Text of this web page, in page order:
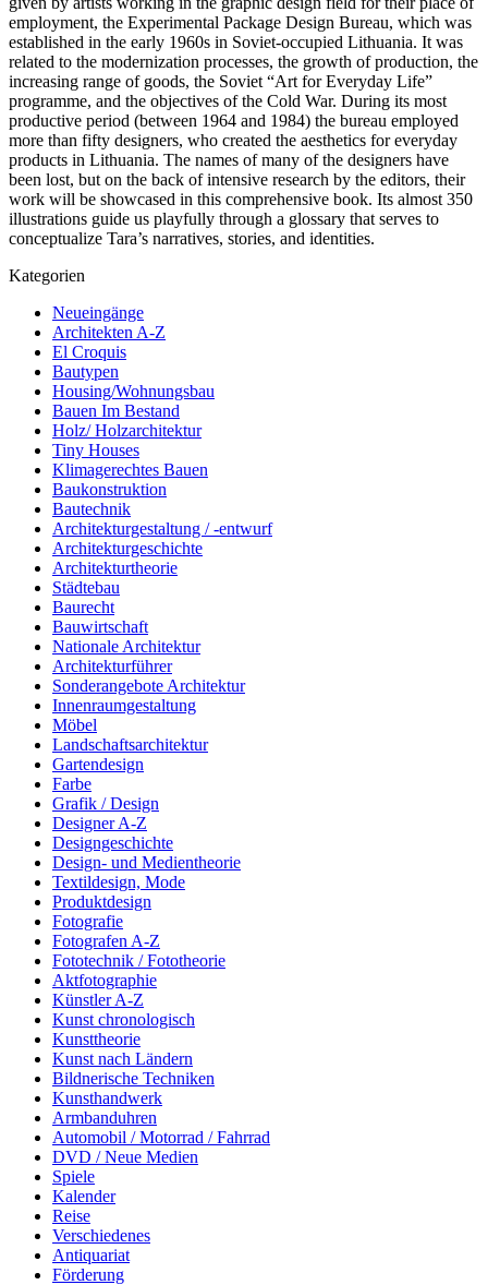
employment, the Experimental Package Design Bureau, which was
established in the early 1960s in Soviet-occupied Lithuania. It was
related to the modernization processes, the growth of production, the
increasing range of goods, the Soviet “Art for Everyday Life”
programme, and the objectives of the Cold War. During its most
productive period (between 1964 and 1984) the bureau employed
more than fifty designers, who created the aesthetics for everyday
products in Lithuania. The names of many of the designers have
been lost, but on the back of intensive research by the editors, their
work will be showcased in this comprehensive book. Its almost 350
illustrations guide us playfully through a glossary that serves to
conceptualize Tara’s narratives, stories, and identities.
Kategorien
Neueingänge
Architekten A-Z
El Croquis
Bautypen
Housing/Wohnungsbau
Bauen Im Bestand
Holz/ Holzarchitektur
Tiny Houses
Klimagerechtes Bauen
Baukonstruktion
Bautechnik
Architekturgestaltung / -entwurf
Architekturgeschichte
Architekturtheorie
Städtebau
Baurecht
Bauwirtschaft
Nationale Architektur
Architekturführer
Sonderangebote Architektur
Innenraumgestaltung
Möbel
Landschaftsarchitektur
Gartendesign
Farbe
Grafik / Design
Designer A-Z
Designgeschichte
Design- und Medientheorie
Textildesign, Mode
Produktdesign
Fotografie
Fotografen A-Z
Fototechnik / Fototheorie
Aktfotographie
Künstler A-Z
Kunst chronologisch
Kunsttheorie
Kunst nach Ländern
Bildnerische Techniken
Kunsthandwerk
Armbanduhren
Automobil / Motorrad / Fahrrad
DVD / Neue Medien
Spiele
Kalender
Reise
Verschiedenes
Antiquariat
Förderung